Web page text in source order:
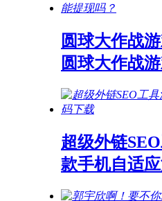
圆球大作战
圆球大作战
超级外链
款手机自适